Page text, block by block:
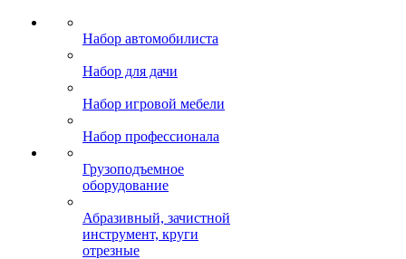
Набор автомобилиста
Набор для дачи
Набор игровой мебели
Набор профессионала
Грузоподъемное
оборудование
Абразивный, зачистной
инструмент, круги
отрезные